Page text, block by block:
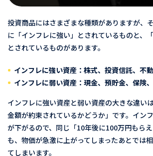
投資商品にはさまざまな種類がありますが、
に「インフレに強い」とされているものと、
とされているものがあります。
インフレに強い資産：株式、投資信託、不
インフレに弱い資産：現金、預貯金、保険
インフレに強い資産と弱い資産の大きな違い
金額が約束されているかどうか」です。イン
が下がるので、同じ「10年後に100万円もら
も、物価が急激に上がってしまったあとでは
てしまいます。